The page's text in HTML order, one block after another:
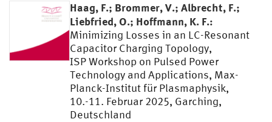
Haag, F.; Brommer, V.; Albrecht, F.;
Liebfried, O.; Hoffmann, K. F.:
Minimizing Losses in an LC-Resonant
Capacitor Charging Topology,
ISP Workshop on Pulsed Power
Technology and Applications, Max-
Planck-Institut für Plasmaphysik,
10.-11. Februar 2025, Garching,
Deutschland